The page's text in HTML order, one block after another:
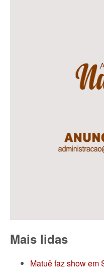
Mais lidas
Matuê faz show em